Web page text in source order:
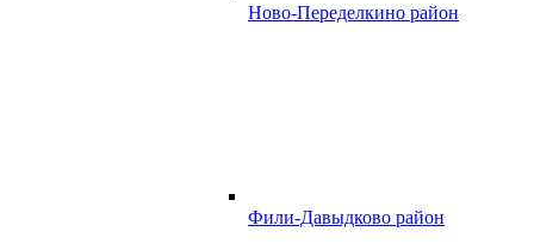
Ново-Переделкино район
Фили-Давыдково район